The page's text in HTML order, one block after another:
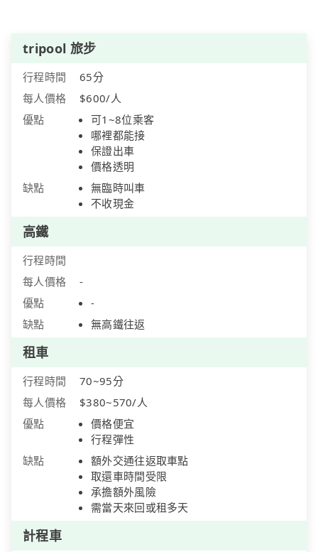
tripool 旅步
行程時間
65分
每人價格
$600/人
優點
可1~8位乘客
哪裡都能接
保證出車
價格透明
缺點
無臨時叫車
不收現金
高鐵
行程時間
每人價格
-
優點
-
缺點
無高鐵往返
租車
行程時間
70~95分
每人價格
$380~570/人
優點
價格便宜
行程彈性
缺點
額外交通往返取車點
取還車時間受限
承擔額外風險
需當天來回或租多天
計程車